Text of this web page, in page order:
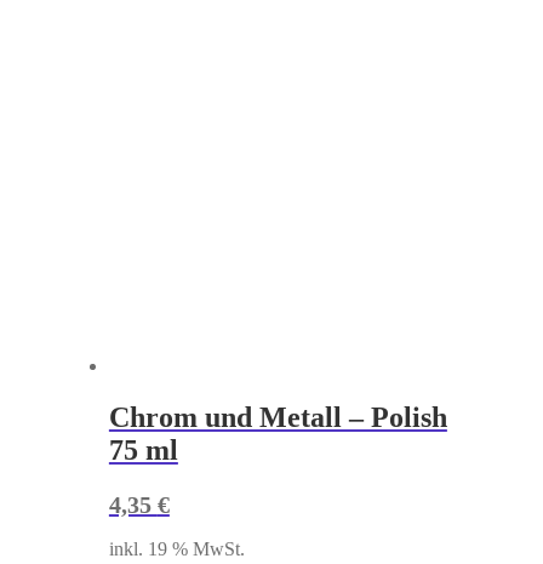
Chrom und Metall – Polish
75 ml
4,35 €
inkl. 19 % MwSt.